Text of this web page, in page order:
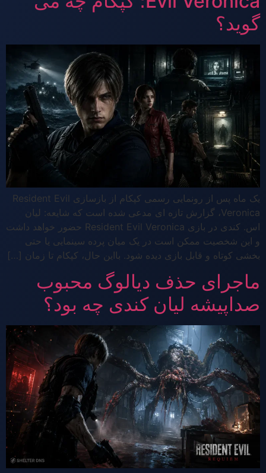
گوید؟
یک ماه پس از رونمایی رسمی کپکام از بازسازی Resident Evil
Veronica، گزارش تازه ای مدعی شده است که شایعه: لیان
اس. کندی در بازی Resident Evil Veronica حضور خواهد داشت
و این شخصیت ممکن است در یک میان پرده سینمایی یا حتی
بخشی کوتاه و قابل بازی دیده شود. بااین حال، کپکام تا زمان […]
ماجرای حذف دیالوگ محبوب
صداپیشه لیان کندی چه بود؟